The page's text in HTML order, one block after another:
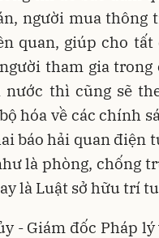
người mua thông
quan, giúp cho
tham gia
nước thì cũng sẽ
hóa về các chính
báo hải quan điện
là phòng, chống
là Luật sở hữu trí
- Giám đốc Pháp